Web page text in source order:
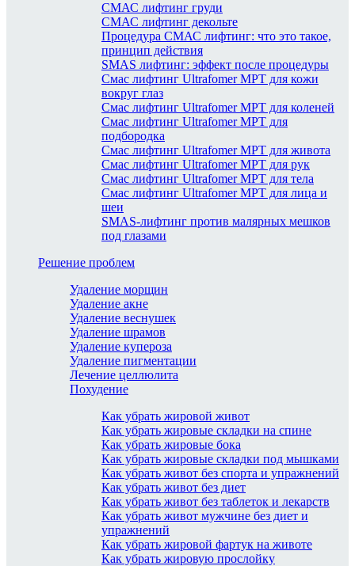
СМАС лифтинг груди
СМАС лифтинг декольте
Процедура СМАС лифтинг: что это такое,
принцип действия
SMAS лифтинг: эффект после процедуры
Смас лифтинг Ultrafomer MPT для кожи
вокруг глаз
Смас лифтинг Ultrafomer MPT для коленей
Смас лифтинг Ultrafomer MPT для
подбородка
Смас лифтинг Ultrafomer MPT для живота
Смас лифтинг Ultrafomer MPT для рук
Смас лифтинг Ultrafomer MPT для тела
Смас лифтинг Ultrafomer MPT для лица и
шеи
SMAS-лифтинг против малярных мешков
под глазами
Решение проблем
Удаление морщин
Удаление акне
Удаление веснушек
Удаление шрамов
Удаление купероза
Удаление пигментации
Лечение целлюлита
Похудение
Как убрать жировой живот
Как убрать жировые складки на спине
Как убрать жировые бока
Как убрать жировые складки под мышками
Как убрать живот без спорта и упражнений
Как убрать живот без диет
Как убрать живот без таблеток и лекарств
Как убрать живот мужчине без диет и
упражнений
Как убрать жировой фартук на животе
Как убрать жировую прослойку